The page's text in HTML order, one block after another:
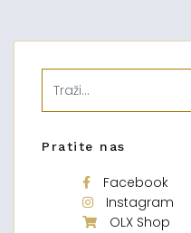
Pratite nas
Facebook
Instagram
OLX Shop